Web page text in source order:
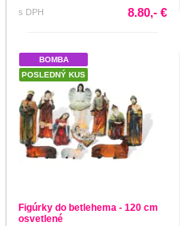
s DPH 8.80,- €
BOMBA
POSLEDNÝ KUS
Figúrky do betlehema - 120 cm
osvetlené